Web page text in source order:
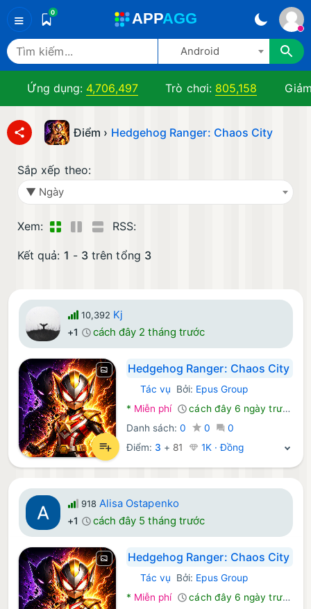
≡ 0 APPAGG
Android
Ứng dụng: 4,706,497 Trò chơi: 805,158
Điểm › Hedgehog Ranger: Chaos City
Sắp xếp theo:
▼ Ngày
Xem: RSS:
Kết quả: 1 - 3 trên tổng 3
10,392 Kj
+1 cách đây 2 tháng trước
Hedgehog Ranger: Chaos City
Android Trò chơi:
Tác vụ Bởi: Epus Group
* Miễn phí
cách đây 6 ngày trước
Danh sách:0 0
0
Điểm: 3 + 81 1K · Đồng
918 Alisa Ostapenko
+1 cách đây 5 tháng trước
Hedgehog Ranger: Chaos City
Android Trò chơi:
Tác vụ Bởi: Epus Group
* Miễn phí
cách đây 6 ngày trước